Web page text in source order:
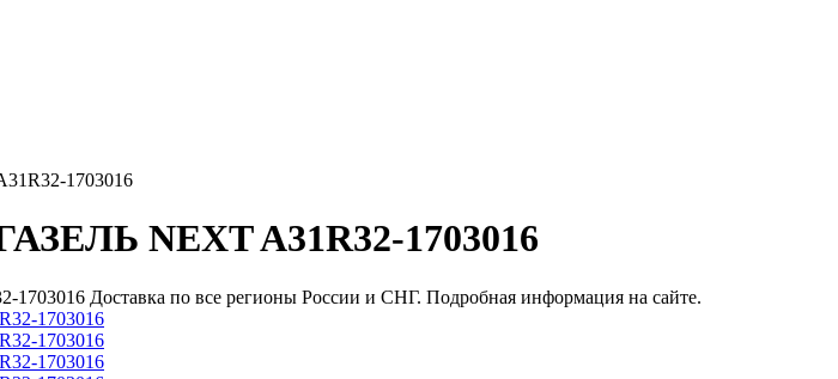
1703016
NEXT A31R32-1703016
Доставка по все регионы России и СНГ. Подробная информация на сайте.